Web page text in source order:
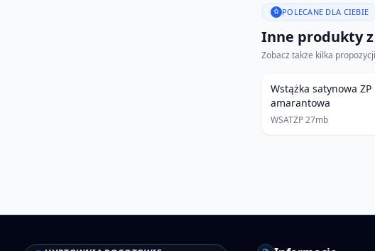
POLECANE DLA CIEBIE
Inne produkty
Zobacz także kilka
Wstążka satynowa
amarantowa
WSATZP 27mb